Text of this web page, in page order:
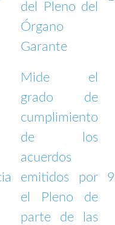
del Pleno del
Órgano
Garante
Mide el
grado de
cumplimiento
de los
acuerdos
emitidos por
el Pleno de
parte de las